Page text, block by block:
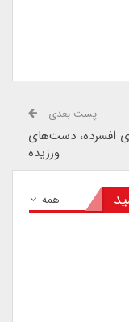
پست بعدی
افسرده، دست‌های
ورزیده
همه